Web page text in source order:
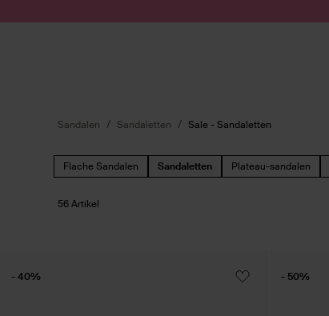
Sandalen Sandaletten Sale - Sandaletten
Flache Sandalen Sandaletten Plateau-sandalen
56 Artikel
- 40% - 50%